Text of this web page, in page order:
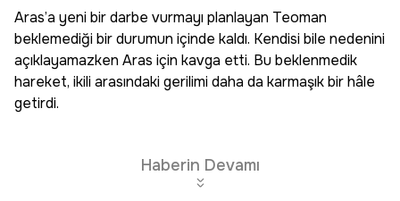
Aras’a yeni bir darbe vurmayı planlayan Teoman
beklemediği bir durumun içinde kaldı. Kendisi bile nedenini
açıklayamazken Aras için kavga etti. Bu beklenmedik
hareket, ikili arasındaki gerilimi daha da karmaşık bir hâle
getirdi.
Haberin Devamı